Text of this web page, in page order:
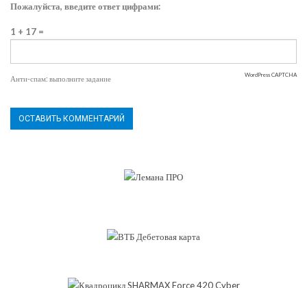
Пожалуйста, введите ответ цифрами:
1 + 17 =
Анти-спам: выполните задание WordPress CAPTCHA